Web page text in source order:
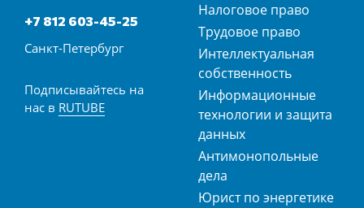
+7 812 603-45-25
Санкт-Петербург
Подписывайтесь на
нас в RUTUBE
Налоговое право
Трудовое право
Интеллектуальная
собственность
Информационные
технологии и защита
данных
Антимонопольные
дела
Юрист по энергетике